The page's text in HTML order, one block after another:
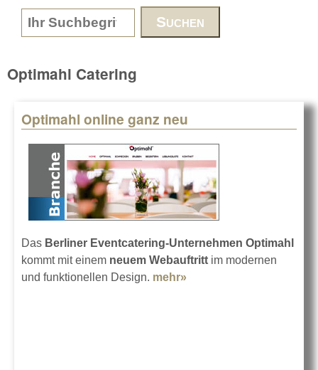
www.DieReferenz.de
Search form
Optimahl Catering
Optimahl online ganz neu
Das Berliner Eventcatering-Unternehmen Optimahl
kommt mit einem neuem Webauftritt im modernen
und funktionellen Design. mehr»